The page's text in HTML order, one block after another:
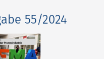
55/2024